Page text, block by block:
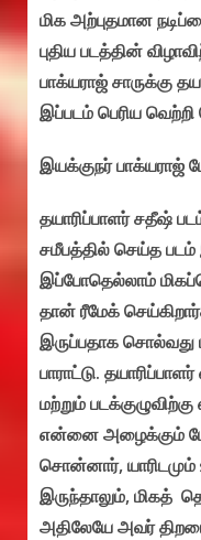
மிக அற்புதமான
புதிய படத்தின்
பாக்யராஜ் சாருக்கு
இப்படம் பெரிய
இயக்குநர் பாக்யராஜ்
தயாரிப்பாளர் சதீஷ்
சமீபத்தில் செய்த படம்
இப்போதெல்லாம்
தான் ரீமேக்
இருப்பதாக சொல்வது
பாராட்டு.
மற்றும்
என்னை அழைக்கும்
சொன்னார்,
இருந்தாலும், மிகத்
அதிலேயே அவர்